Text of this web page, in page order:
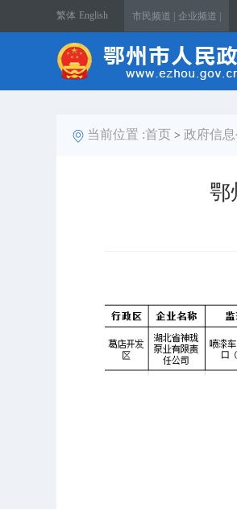
繁体 English 市民频道 | 企业频道 |
当前位置 :首页 > 政府信
鄂